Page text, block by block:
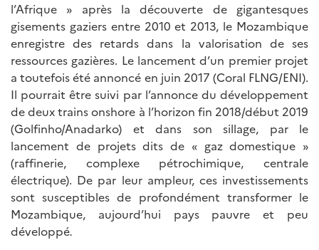
l’Afrique » après la découverte de gigantesques
gisements gaziers entre 2010 et 2013, le Mozambique
enregistre des retards dans la valorisation de ses
ressources gazières. Le lancement d’un premier projet
a toutefois été annoncé en juin 2017 (Coral FLNG/ENI).
Il pourrait être suivi par l’annonce du développement
de deux trains onshore à l’horizon fin 2018/début 2019
(Golfinho/Anadarko) et dans son sillage, par le
lancement de projets dits de « gaz domestique »
(raffinerie, complexe pétrochimique, centrale
électrique). De par leur ampleur, ces investissements
sont susceptibles de profondément transformer le
Mozambique, aujourd’hui pays pauvre et peu
développé.